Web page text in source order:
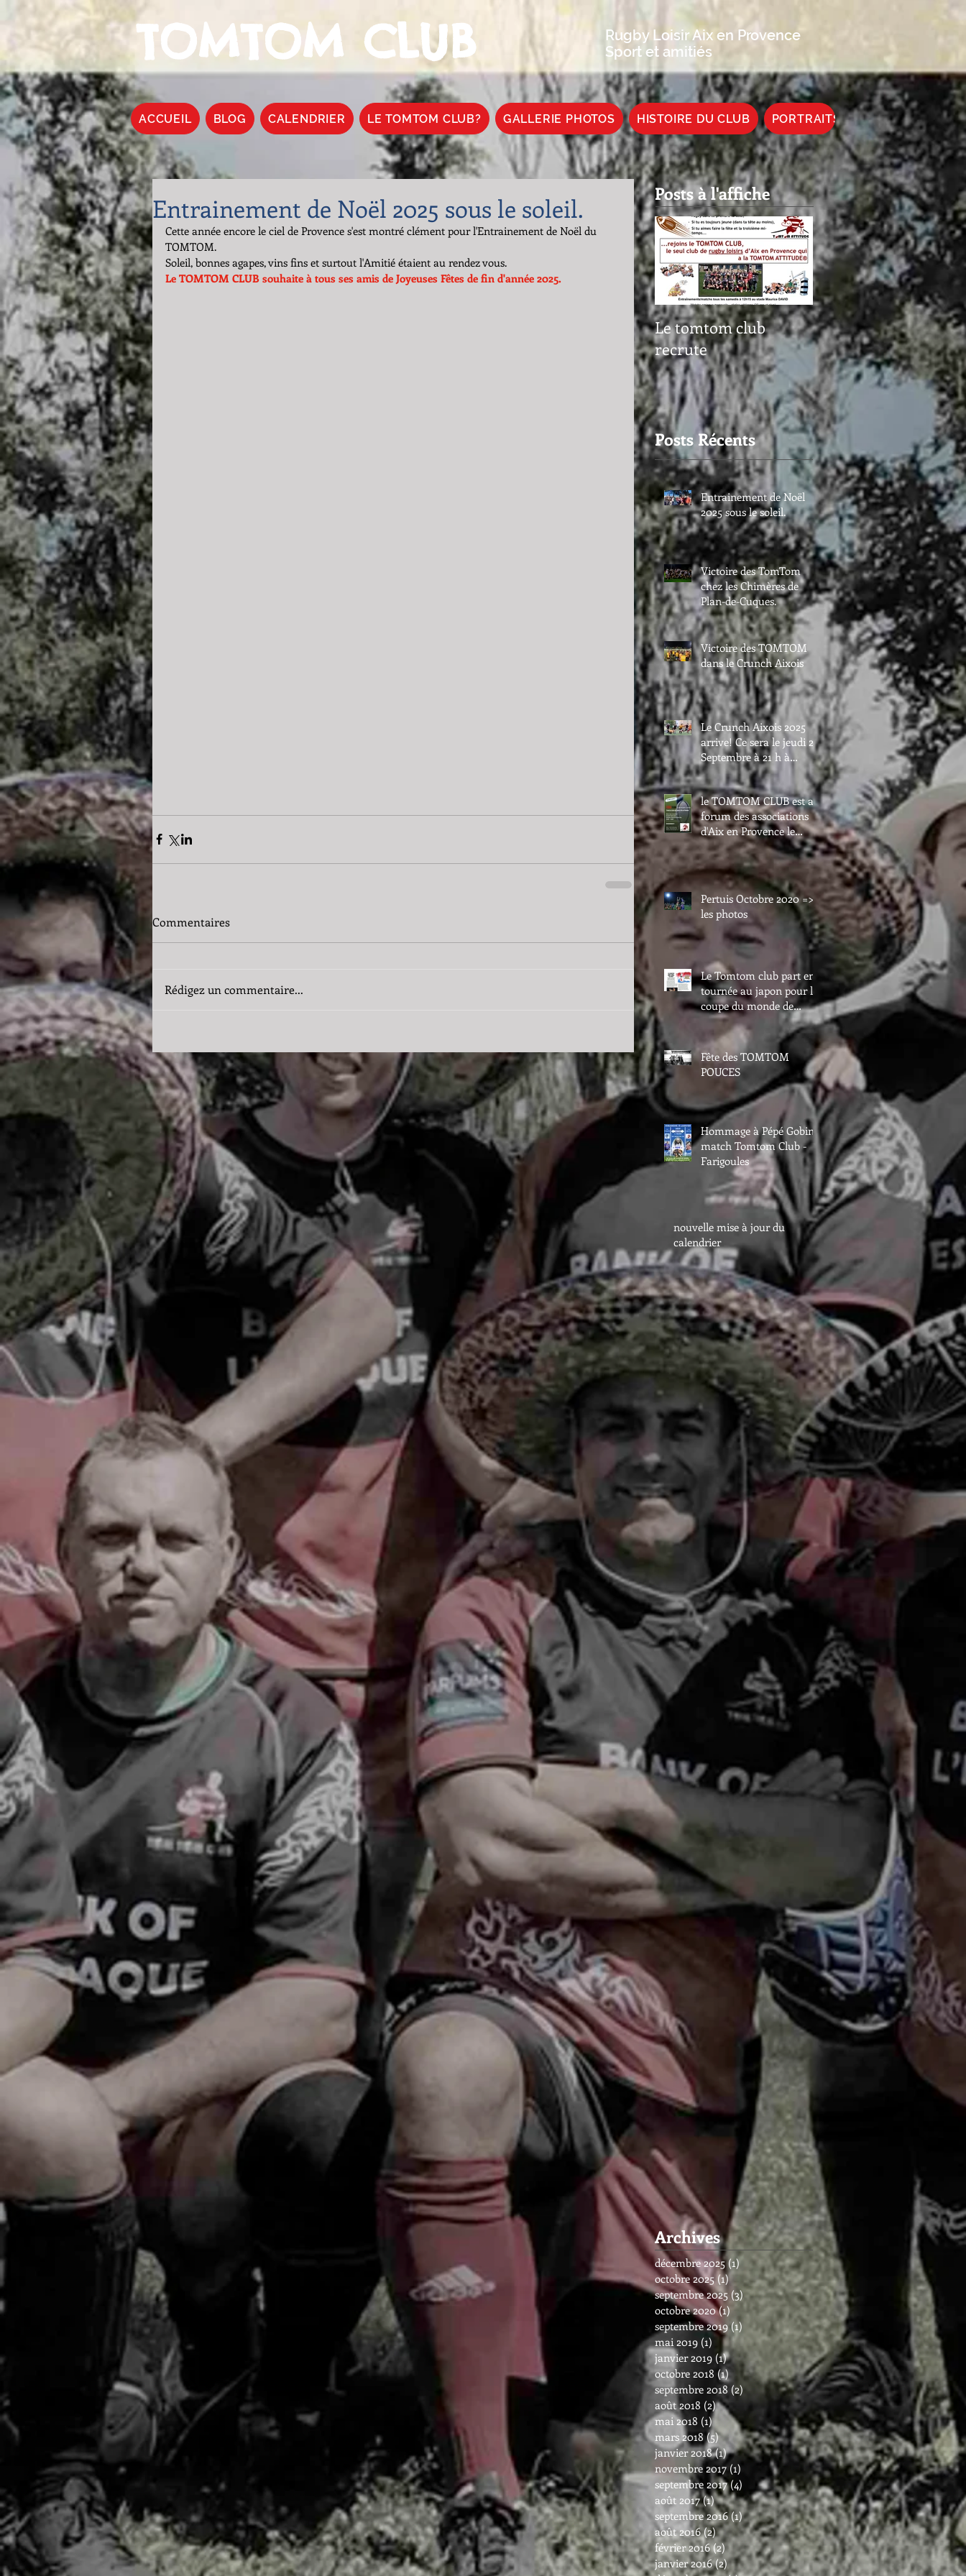
TOMTOM CLUB
Rugby Loisir Aix en Provence
Sport et amitiés
ACCUEIL BLOG CALENDRIER LE TOMTOM CLUB? GALLERIE PHOTOS HISTOIRE DU CLUB PORTRAITS DE JOUEUR
Entrainement de Noël 2025 sous le soleil.
Cette année encore le ciel de Provence s'est montré clément pour l'Entrainement de Noël du
TOMTOM.
Soleil, bonnes agapes, vins fins et surtout l'Amitié étaient au rendez vous.
Le TOMTOM CLUB souhaite à tous ses amis de Joyeuses Fêtes de fin d'année 2025.
Commentaires
Rédigez un commentaire...
Posts à l'affiche
Le tomtom club
recrute
Posts Récents
Entrainement de Noël
2025 sous le soleil.
Victoire des TomTom
chez les Chimères de
Plan-de-Cuques.
Victoire des TOMTOM
dans le Crunch Aixois
Le Crunch Aixois 2025
arrive! Ce sera le jeudi 25
Septembre à 21 h à
Maurice David.
le TOMTOM CLUB est au
forum des associations
d'Aix en Provence le
samedi 6 septembre.
Passez nous voir au val
de l'arc.
Pertuis Octobre 2020 =>
les photos
Le Tomtom club part en
tournée au japon pour la
coupe du monde de
rugby
Fête des TOMTOM
POUCES
Hommage à Pépé Gobin -
match Tomtom Club -
Farigoules
nouvelle mise à jour du
calendrier
Archives
décembre 2025 (1)1 post
octobre 2025 (1)1 post
septembre 2025 (3) 3 posts
octobre 2020 (1) 1 post
septembre 2019 (1) 1 post
mai 2019 (1) 1 post
janvier 2019 (1)1 post
octobre 2018 (1)1 post
septembre 2018 (2)2 posts
août 2018 (2)2 posts
mai 2018 (1)1 post
mars 2018 (5)5 posts
janvier 2018 (1)1 post
novembre 2017 (1)
septembre 2017 (4) 4 posts
août 2017 (1)1 post
septembre 2016 (1)1 post
août 2016 (2)2 posts
février 2016 (2)2 posts
janvier 2016 (2)2 posts